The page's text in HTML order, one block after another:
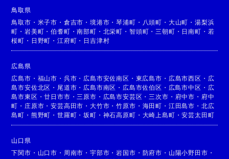
鳥取県
鳥取市 ・ 米子市 ・ 倉吉市 ・境港市 ・琴浦町 ・ 八頭町 ・ 大山町 ・ 湯梨浜
町 ・岩美町 ・伯耆町 ・南部町 ・ 北栄町 ・ 智頭町 ・ 三朝町 ・ 日南町 ・ 若
桜町 ・ 日野町 ・江府町 ・ 日吉津村
広島県
広島市 ・ 福山市 ・ 呉市 ・ 広島市安佐南区 ・ 東広島市 ・ 広島市西区 ・ 広
島市安佐北区 ・ 尾道市 ・ 広島市南区 ・ 広島市佐伯区 ・ 広島市中区 ・ 広
島市東区 ・廿日市市 ・ 三原市 ・ 広島市安芸区 ・ 三次市 ・ 府中市 ・ 府中
町 ・ 庄原市 ・安芸高田市 ・大竹市 ・竹原市 ・ 海田町 ・ 江田島市 ・ 北広
島町 ・ 熊野町 ・世羅町 ・坂町 ・ 神石高原町 ・ 大崎上島町 ・安芸太田町
山口県
下関市 ・ 山口市 ・ 周南市 ・宇部市 ・岩国市 ・ 防府市 ・ 山陽小野田市 ・